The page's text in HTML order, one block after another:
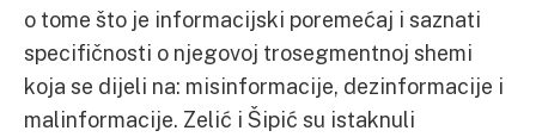
o tome što je informacijski poremećaj i saznati
specifičnosti o njegovoj trosegmentnoj shemi
koja se dijeli na: misinformacije, dezinformacije i
malinformacije. Zelić i Šipić su istaknuli